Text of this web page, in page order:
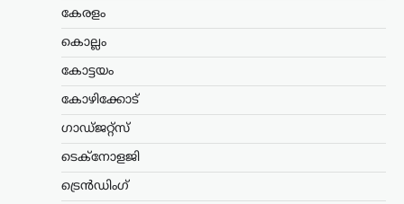
കേരളം
കൊല്ലം
കോട്ടയം
കോഴിക്കോട്
ഗാഡ്ജറ്റ്സ്
ടെക്നോളജി
ട്രെൻഡിംഗ്
ഭാഗവത്. നിലവിലെ മുതിർന്ന
സത്യസന്ധതയും തുറന്ന മനസും ‘ജെൻ
അന്താരാഷ്ട്രം
ലേറ്റസ്റ്റ് ന്യൂസ്